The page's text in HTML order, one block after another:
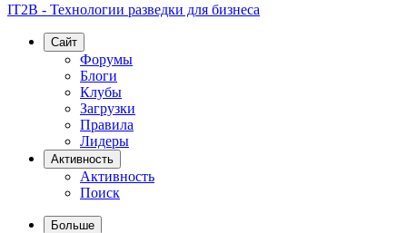
IT2B - Технологии разведки для бизнеса
Сайт
Форумы
Блоги
Клубы
Загрузки
Правила
Лидеры
Активность
Активность
Поиск
Больше